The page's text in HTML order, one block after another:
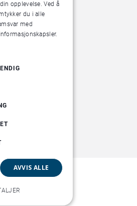
opplevelse. Ved å
du i alle
med
AVVIS ALLE